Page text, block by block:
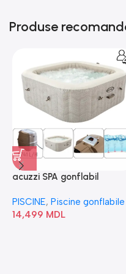
Produse
acuzzi SPA gonflabil
Bubble” 28446
PISCINE, Piscine gonflabile
14,499 MDL